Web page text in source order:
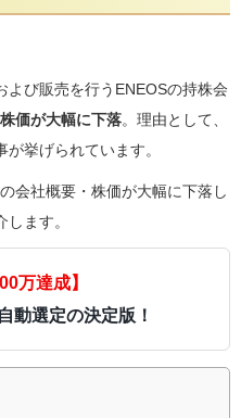
び販売を行うENEOSの持株会
価が大幅に下落。理由として、
挙げられています。
会社概要・株価が大幅に下落し
ます。
万達成】
動選定の決定版！